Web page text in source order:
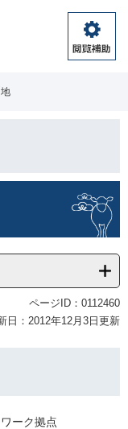
閲
覧
ページID：0112460
日：2012年12月3日更新
ーク拠点